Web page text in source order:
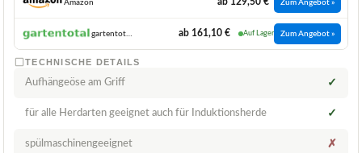
Amazon Zum Angebot »
gartentotal.de ab 161,10 € Auf Lager Zum Angebot »
TECHNISCHE DETAILS
Aufhängeöse am Griff ✓
für alle Herdarten geeignet auch für Induktionsherde ✓
spülmaschinengeeignet ✗